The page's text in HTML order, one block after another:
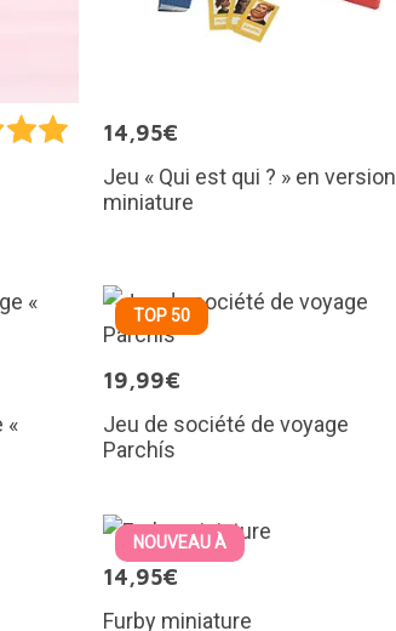
14,95€
Jeu « Qui est qui ? » en version
miniature
«
TOP 50
19,99€
Jeu de société de voyage
Parchís
NOUVEAU À
14,95€
Furby miniature